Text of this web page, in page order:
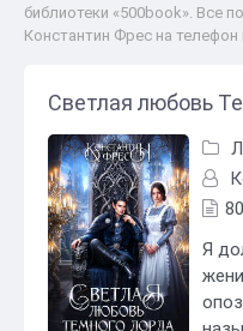
библиотеки «500book». Все
Константин Фрес на телефон
Я